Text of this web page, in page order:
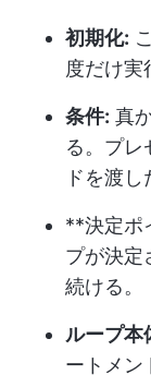
初期化:
度だけ実
条件: 真
る。プレ
ドを渡
**決定ポ
プが決定
続ける。
ループ本
ートメン